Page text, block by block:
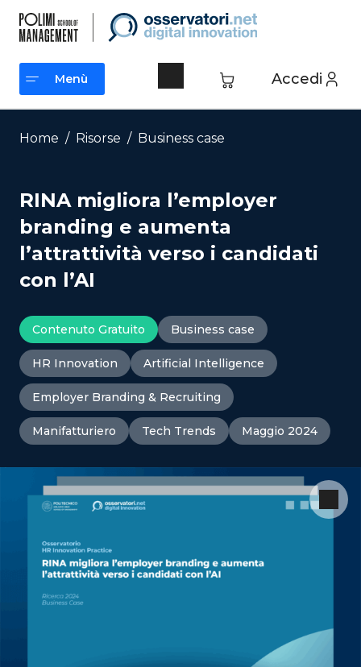
contenuto
Accedi
Menù
Menù
Home / Risorse / Business case
RINA migliora l’employer
branding e aumenta
l’attrattività verso i candidati
con l’AI
Contenuto Gratuito Business case
HR Innovation Artificial Intelligence
Employer Branding & Recruiting
Manifatturiero Tech Trends Maggio 2024